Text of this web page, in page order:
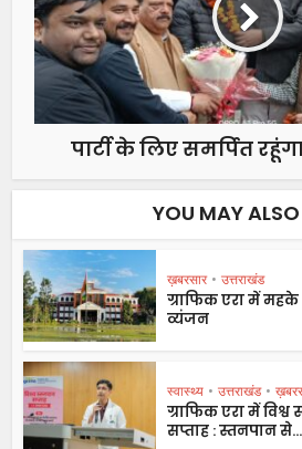
पार्टी के लिए समर्पित
YOU MAY ALSO
ख़बरसार • उत्तराखंड
ग्राफिक एरा में
व्यंजन
स्वास्थ्य • उत्तराखंड •
ग्राफिक एरा में विश्व
सप्ताह : स्तनपान से...